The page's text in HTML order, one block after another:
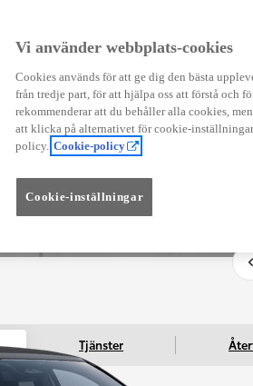
Tjänster
Vi använder webbplats-cookies
Cookies används för att ge dig den bästa
från tredje part, för att hjälpa oss att förstå och
rekommenderar att du behåller alla cookies,
att klicka på alternativet för cookie-
policy. Cookie-policy
Cookie-inställningar